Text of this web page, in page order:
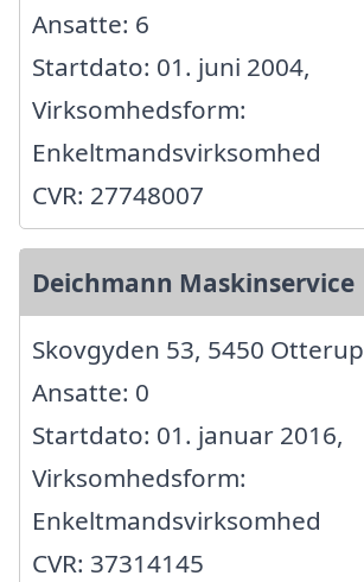
Ansatte: 6
Startdato: 01. juni 2004,
Virksomhedsform:
Enkeltmandsvirksomhed
CVR: 27748007
Deichmann Maskinservice
Skovgyden 53, 5450 Otterup
Ansatte: 0
Startdato: 01. januar 2016,
Virksomhedsform:
Enkeltmandsvirksomhed
CVR: 37314145